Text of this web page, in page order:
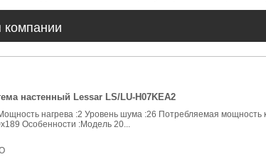
настенный Lessar LS/LU-H07KEA2
нагрева :2 Уровень шума :26 Потребляемая мощность
Особенности :Модель 20...